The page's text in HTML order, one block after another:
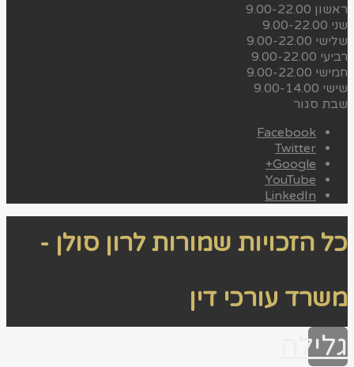
ראשון 9.00-22.00
שני 9.00-22.00
שלישי 9.00-22.00
רביעי 9.00-22.00
חמישי 9.00-22.00
שישי 9.00-14.00
שבת סגור
Facebook
Twitter
Google+
YouTube
LinkedIn
כל הזכויות שמורות לרון סולן -
משרד עורכי דין
גלילה